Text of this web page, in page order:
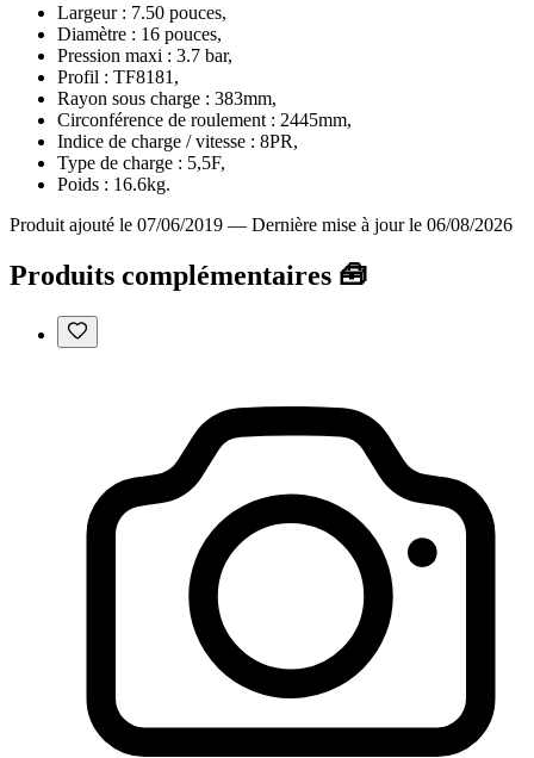
Largeur : 7.50 pouces,
Diamètre : 16 pouces,
Pression maxi : 3.7 bar,
Profil : TF8181,
Rayon sous charge : 383mm,
Circonférence de roulement : 2445mm,
Indice de charge / vitesse : 8PR,
Type de charge : 5,5F,
Poids : 16.6kg.
Produit ajouté le 07/06/2019 — Dernière mise à jour le 06/08/2026
Produits complémentaires 🧰